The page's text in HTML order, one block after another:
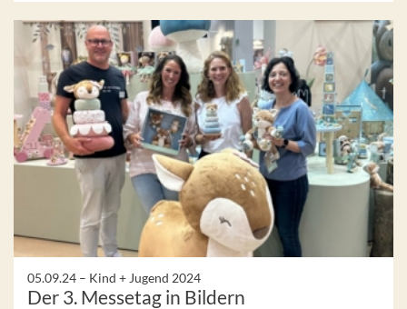
05.09.24 – Kind + Jugend 2024
Der 3. Messetag in Bildern